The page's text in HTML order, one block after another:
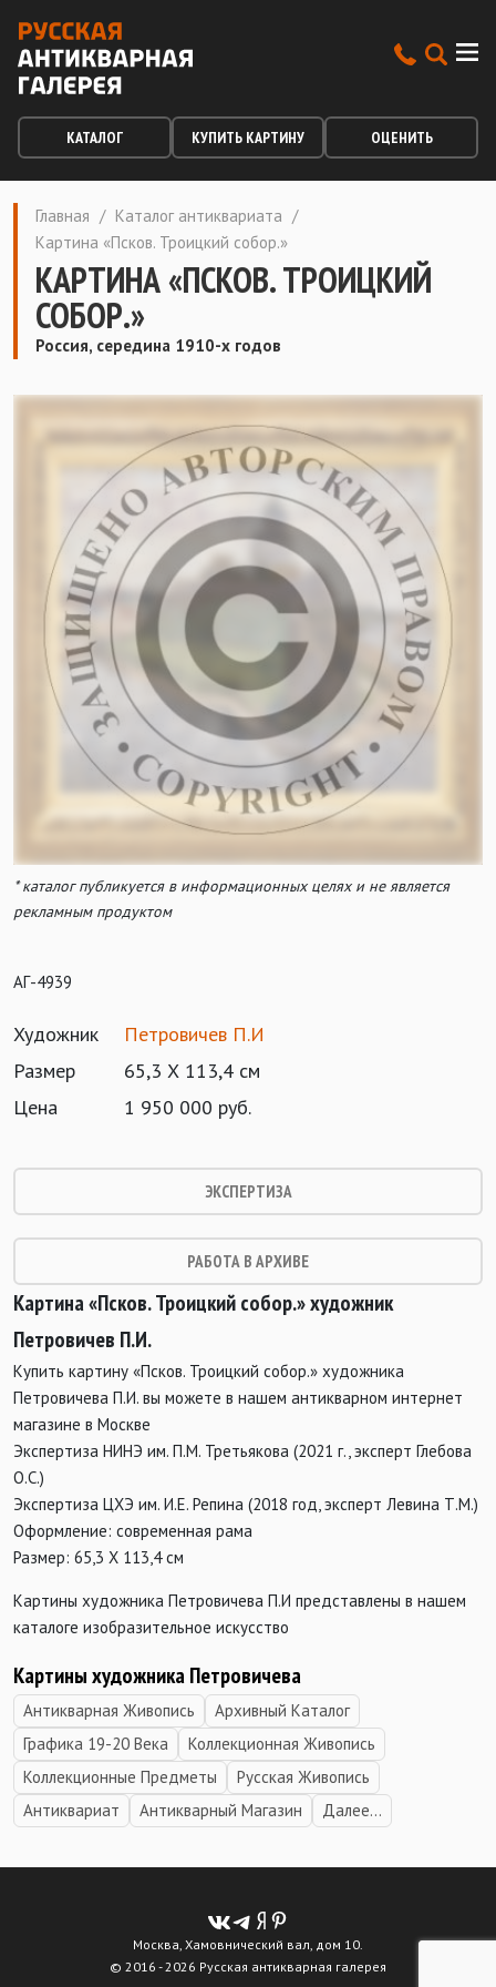
КАТАЛОГ КУПИТЬ КАРТИНУ ОЦЕНИТЬ
Главная / Каталог антиквариата /
Картина «Псков. Троицкий собор.»
КАРТИНА «ПСКОВ. ТРОИЦКИЙ
СОБОР.»
Россия, середина 1910-х годов
* каталог публикуется в информационных целях и не является
рекламным продуктом
АГ-4939
Художник
Петровичев П.И
Размер
65,3 Х 113,4 см
Цена
1 950 000 руб.
ЭКСПЕРТИЗА
РАБОТА В АРХИВЕ
Картина «Псков. Троицкий собор.» художник
Петровичев П.И.
Купить картину «Псков. Троицкий собор.» художника
Петровичева П.И. вы можете в нашем антикварном интернет
магазине в Москве
Экспертиза НИНЭ им. П.М. Третьякова (2021 г., эксперт Глебова
О.С.)
Экспертиза ЦХЭ им. И.Е. Репина (2018 год, эксперт Левина Т.М.)
Оформление: современная рама
Размер: 65,3 Х 113,4 см
Картины художника Петровичева П.И представлены в нашем
каталоге изобразительное искусство
Картины художника Петровичева
Антикварная Живопись
Архивный Каталог
Графика 19-20 Века
Коллекционная Живопись
Коллекционные Предметы
Русская Живопись
Антиквариат
Антикварный Магазин Далее...
Москва, Хамовнический вал, дом 10.
© 2016 - 2026 Русская антикварная галерея